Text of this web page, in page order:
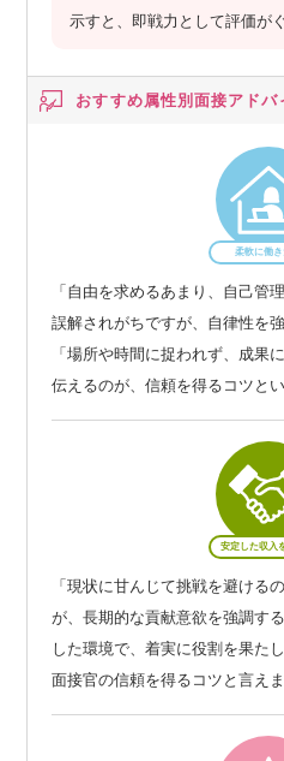
示すと、即戦力として評価が
おすすめ属性別面接アドバ
柔軟に働
「自由を求めるあまり、自己管
誤解されがちですが、自律性を
「場所や時間に捉われず、成果
伝えるのが、信頼を得るコツとい
安定した収入
「現状に甘んじて挑戦を避ける
が、長期的な貢献意欲を強調す
した環境で、着実に役割を果た
面接官の信頼を得るコツと言えま